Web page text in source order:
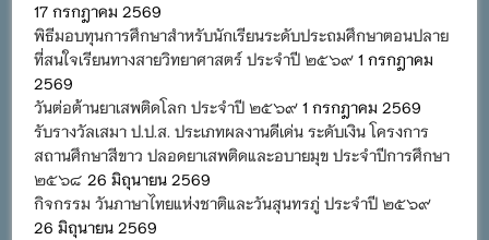
17 กรกฎาคม 2569
พิธีมอบทุนการศึกษาสำหรับนักเรียนระดับประถมศึกษาตอนปลาย
ที่สนใจเรียนทางสายวิทยาศาสตร์ ประจำปี ๒๕๖๙ 1 กรกฎาคม
2569
วันต่อต้านยาเสพติดโลก ประจำปี ๒๕๖๙ 1 กรกฎาคม 2569
รับรางวัลเสมา ป.ป.ส. ประเภทผลงานดีเด่น ระดับเงิน โครงการ
สถานศึกษาสีขาว ปลอดยาเสพติดและอบายมุข ประจำปีการศึกษา
๒๕๖๘ 26 มิถุนายน 2569
กิจกรรม วันภาษาไทยแห่งชาติและวันสุนทรภู่ ประจำปี ๒๕๖๙
26 มิถุนายน 2569